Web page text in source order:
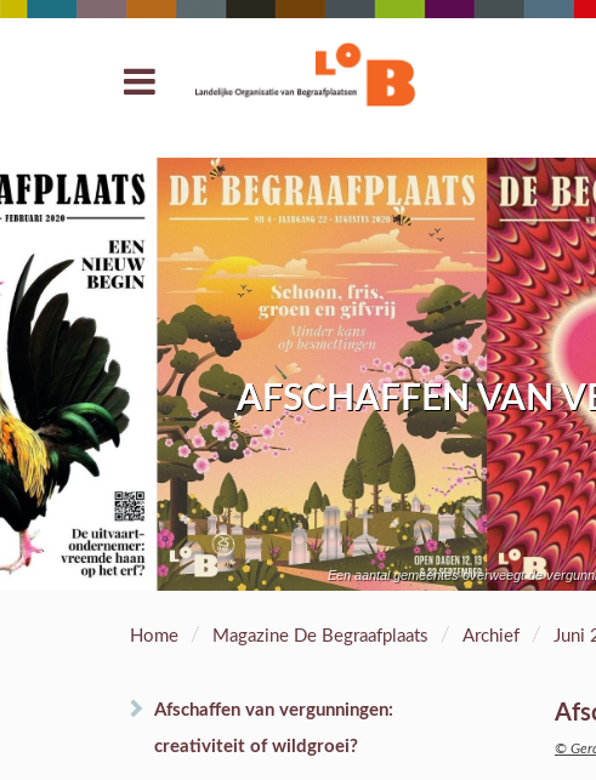
AFSCHAFFEN VAN
Een aantal gemeentes overweegt de
Home / Magazine De Begraafplaats / Archief / Juni
Afschaffen van vergunningen:
creativiteit of wildgroei?
©